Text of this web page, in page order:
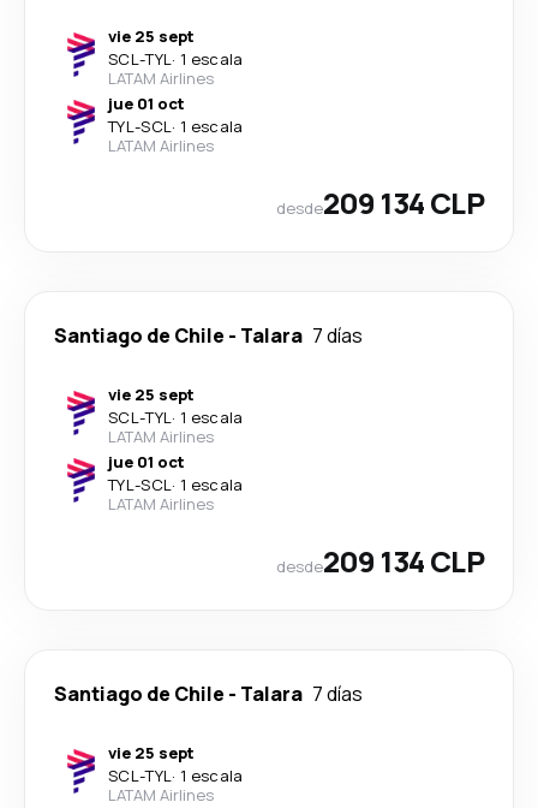
vie 25 sept
SCL-TYL· 1 escala
LATAM Airlines
jue 01 oct
TYL-SCL· 1 escala
LATAM Airlines
desde209 134 CLP
Santiago de Chile - Talara 7 días
vie 25 sept
SCL-TYL· 1 escala
LATAM Airlines
jue 01 oct
TYL-SCL· 1 escala
LATAM Airlines
desde209 134 CLP
Santiago de Chile - Talara 7 días
vie 25 sept
SCL-TYL· 1 escala
LATAM Airlines